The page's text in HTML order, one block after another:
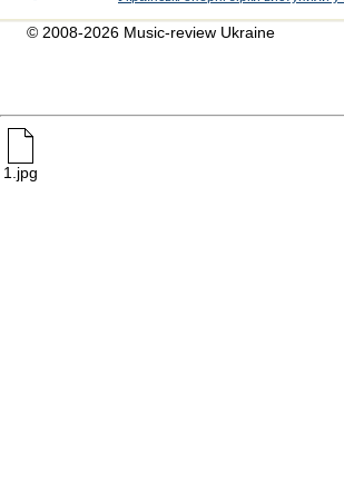
© 2008-2026 Music-review Ukraine
1.jpg